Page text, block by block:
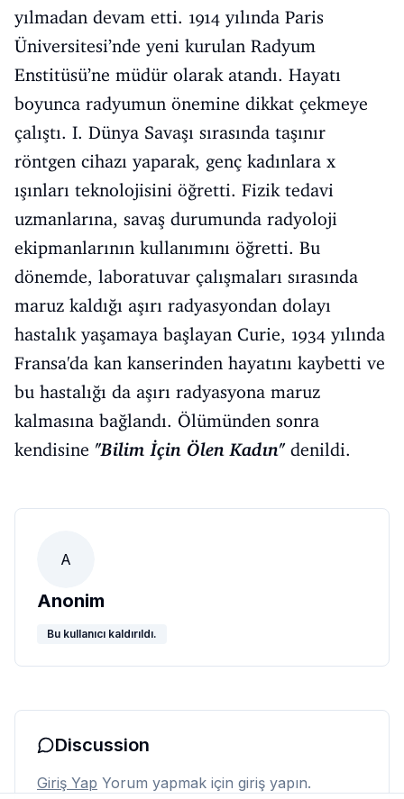
yılmadan devam etti. 1914 yılında Paris
Üniversitesi’nde yeni kurulan Radyum
Enstitüsü’ne müdür olarak atandı. Hayatı
boyunca radyumun önemine dikkat çekmeye
çalıştı. I. Dünya Savaşı sırasında taşınır
röntgen cihazı yaparak, genç kadınlara x
ışınları teknolojisini öğretti. Fizik tedavi
uzmanlarına, savaş durumunda radyoloji
ekipmanlarının kullanımını öğretti. Bu
dönemde, laboratuvar çalışmaları sırasında
maruz kaldığı aşırı radyasyondan dolayı
hastalık yaşamaya başlayan Curie, 1934 yılında
Fransa'da kan kanserinden hayatını kaybetti ve
bu hastalığı da aşırı radyasyona maruz
kalmasına bağlandı. Ölümünden sonra
kendisine "Bilim İçin Ölen Kadın"denildi.
A
Anonim
Bu kullanıcı kaldırıldı.
Discussion
Giriş Yap Yorum yapmak için giriş yapın.